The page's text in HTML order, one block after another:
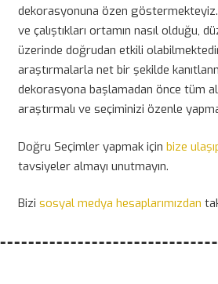
dekorasyonuna özen göstermekteyiz.
ve çalıştıkları ortamın nasıl olduğu,
üzerinde doğrudan etkili
araştırmalarla net bir şekilde
dekorasyona başlamadan önce tüm
araştırmalı ve seçiminizi özenle
Doğru Seçimler yapmak için bize
tavsiyeler almayı unutmayın.
Bizi sosyal medya hesaplarımızdan